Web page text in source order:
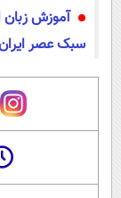
آموزش زبان
سبک عصر